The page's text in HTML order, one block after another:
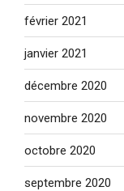
février 2021
janvier 2021
décembre 2020
novembre 2020
octobre 2020
septembre 2020